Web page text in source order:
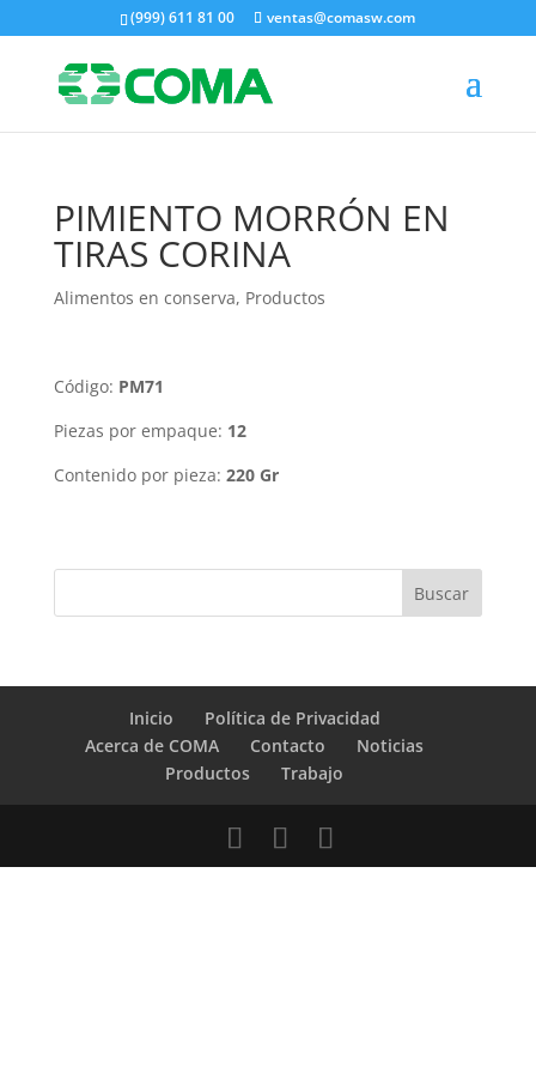
(999) 611 81 00 ventas@comasw.com
PIMIENTO MORRÓN EN
TIRAS CORINA
Alimentos en conserva, Productos
Código: PM71
Piezas por empaque: 12
Contenido por pieza: 220 Gr
Inicio
Política de Privacidad
Acerca de COMA
Contacto
Noticias
Productos
Trabajo